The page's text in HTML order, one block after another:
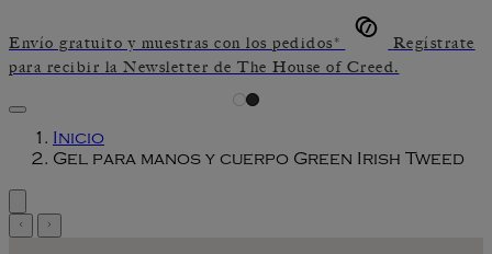
Envío gratuito y muestras con los pedidos*
Regístrate
para recibir la Newsletter de The House of Creed.
Inicio
Gel para manos y cuerpo Green Irish Tweed